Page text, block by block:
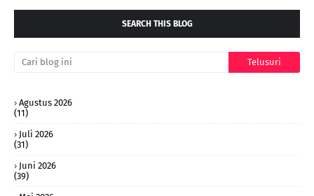
SEARCH THIS BLOG
Agustus 2026
(11)
Juli 2026
(31)
Juni 2026
(39)